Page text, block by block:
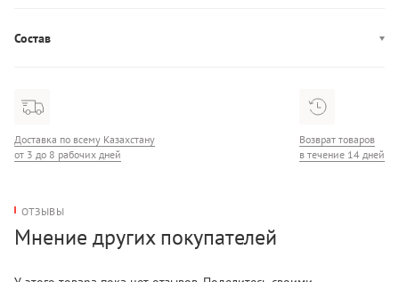
Состав
Доставка по всему Казахстану
от 3 до 8 рабочих дней
Возврат товаров
в течение 14 дней
ОТЗЫВЫ
Мнение других покупателей